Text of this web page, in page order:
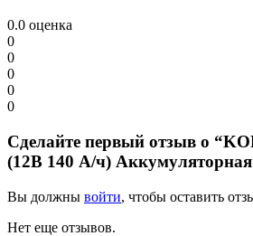
0.0 оценка
0
0
0
0
0
Сделайте первый отзыв о
(12В 140 А/ч) Аккумуляторная
Вы должны войти, чтобы оставить
Нет еще отзывов.